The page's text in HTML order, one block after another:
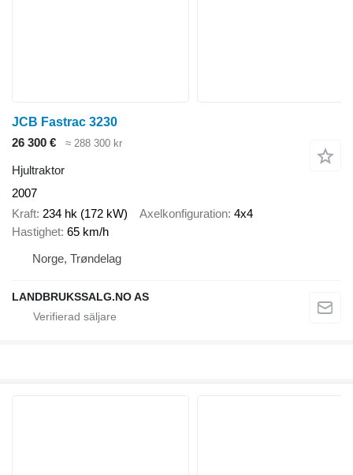
JCB Fastrac 3230
26 300 €
≈ 288 300 kr
Hjultraktor
2007
Kraft 234 hk (172 kW) Axelkonfiguration 4x4
Hastighet 65 km/h
Norge, Trøndelag
LANDBRUKSSALG.NO AS